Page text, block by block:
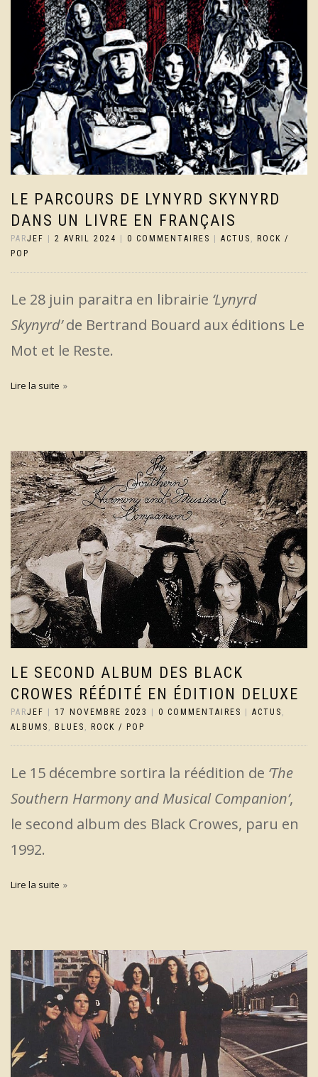
LE PARCOURS DE LYNYRD SKYNYRD
DANS UN LIVRE EN FRANÇAIS
PARJEF | 2 AVRIL 2024 | 0 COMMENTAIRES | ACTUS
ROCK /
POP
Le 28 juin paraitra en librairie ‘Lynyrd
Skynyrd’de Bertrand Bouard aux éditions Le
Mot et le Reste.
Lire la suite
LE SECOND ALBUM DES BLACK
CROWES RÉÉDITÉ EN ÉDITION DELUXE
PARJEF 17 NOVEMBRE 2023 0 COMMENTAIRES ACTUS ,
ALBUMS , BLUES , ROCK / POP
Le 15 décembre sortira la réédition de ‘The
Southern Harmony and Musical Companion’,
le second album des Black Crowes, paru en
1992.
Lire la suite